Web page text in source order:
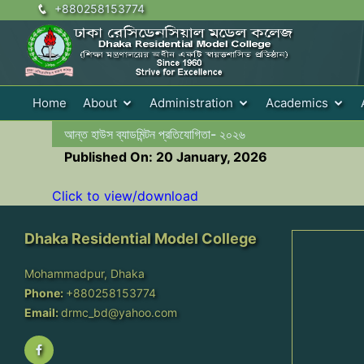
+880258153774
Home About Administration Academics
আন্ত হাউস ব্যাডমিন্টন প্রতিযোগিতা- ২০২৬
Published On: 20 January, 2026
Click to view/download
Dhaka Residential Model College
Mohammadpur, Dhaka
Phone: +880258153774
Email: drmc_bd@yahoo.com